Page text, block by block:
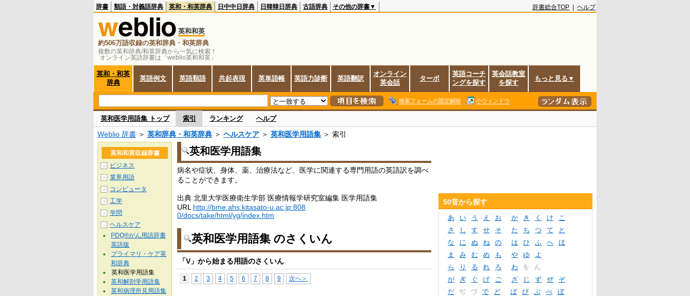
複数の英和辞典/和英辞典から一気に検索！
オンライン英語辞書は「weblio英和和英」
辞書 類語・対義語辞典 英和・和英辞典 日中中日辞典 日韓韓日辞典 古語辞典 その他の辞書▼ 辞書総合TOP ヘルプ
英和和英
約506万語収録の英和辞典・和英辞典
英和・和英
辞典
英語例文 英語類語 共起表現 英単語帳 英語力診断 英語翻訳
オンライン
英会話
ターボ
英語コーチ
ングを探す
英会話教室
を探す
もっと見る▼
検索フォームの固定解除 小ウィンドウ
英和医学用語集 トップ 索引 ランキング ヘルプ
Weblio 辞書 ＞ 英和辞典・和英辞典 ＞ ヘルスケア ＞ 英和医学用語集 ＞ 索引
英和医学用語集
病名や症状、身体、薬、治療法など、医学に関連する専門用語の英語訳を調べ
ることができます。
出典 北里大学医療衛生学部 医療情報学研究室編集 医学用語集
URL http://bme.ahs.kitasato-u.ac.jp:808
0/docs/take/html/yg/index.htm
英和医学用語集 のさくいん
「V」から始まる用語のさくいん
1 2 3 4 5 6 7 8 9 次へ＞
英和和英収録辞書
＋ ビジネス
＋ 業界用語
＋ コンピュータ
＋ 工学
＋ 学問
－
ヘルスケア
PDQ®がん用語辞書
英語版
プライマリ・ケア英
和辞典
英和医学用語集
英和解剖学用語集
英和病理所見用語集
50音から探す
あ い う え お か き く け
こ
さ
し す せ そ た ち つ て
と
な
に ぬ ね の は ひ ふ へ
ほ
ま
み む め も や ゆ
よ
ら
り る れ ろ わ を
ん
が
ぎ ぐ げ ご ざ じ ず ぜ
ぞ
だ
ぢ づ で ど ば び ぶ べ
ぼ